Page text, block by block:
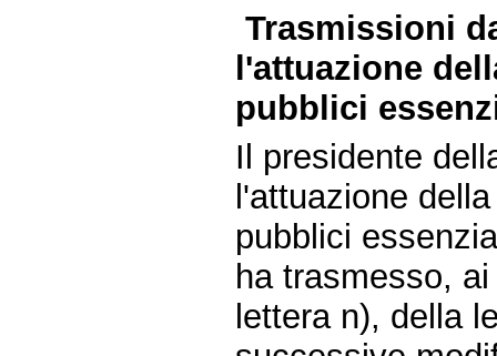
Trasmissioni
l'attuazione
pubblici
Il presidente
l'attuazione
pubblici
ha trasmesso,
lettera n), della